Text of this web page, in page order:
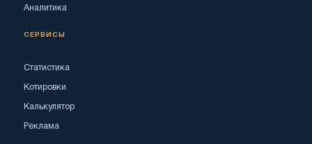
Аналитика
СЕРВИСЫ
Статистика
Котировки
Калькулятор
Реклама